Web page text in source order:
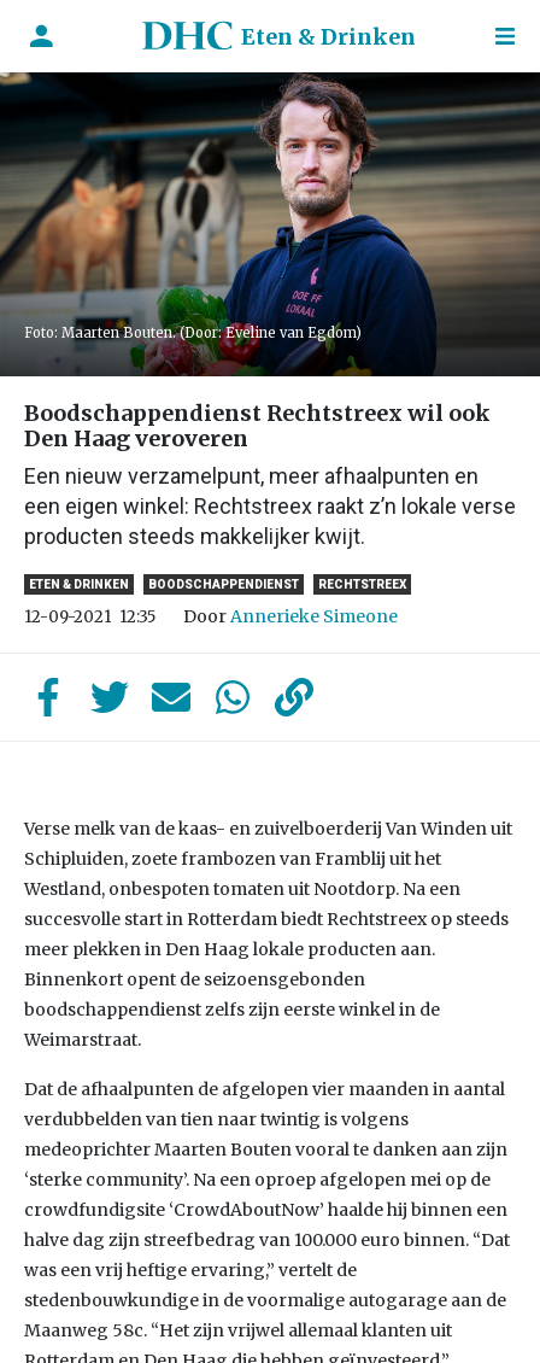
Eten & Drinken
Foto: Maarten Bouten. (Door: Eveline van Egdom)
Boodschappendienst Rechtstreex wil ook
Den Haag veroveren
Een nieuw verzamelpunt, meer afhaalpunten en
een eigen winkel: Rechtstreex raakt z’n lokale verse
producten steeds makkelijker kwijt.
ETEN & DRINKEN BOODSCHAPPENDIENST RECHTSTREEX
12-09-2021 12:35 DoorAnnerieke Simeone
Verse melk van de kaas- en zuivelboerderij Van Winden uit
Schipluiden, zoete frambozen van Framblij uit het
Westland, onbespoten tomaten uit Nootdorp. Na een
succesvolle start in Rotterdam biedt Rechtstreex op steeds
meer plekken in Den Haag lokale producten aan.
Binnenkort opent de seizoensgebonden
boodschappendienst zelfs zijn eerste winkel in de
Weimarstraat.
Dat de afhaalpunten de afgelopen vier maanden in aantal
verdubbelden van tien naar twintig is volgens
medeoprichter Maarten Bouten vooral te danken aan zijn
‘sterke community’. Na een oproep afgelopen mei op de
crowdfundigsite ‘CrowdAboutNow’ haalde hij binnen een
halve dag zijn streefbedrag van 100.000 euro binnen. “Dat
was een vrij heftige ervaring,” vertelt de
stedenbouwkundige in de voormalige autogarage aan de
Maanweg 58c. “Het zijn vrijwel allemaal klanten uit